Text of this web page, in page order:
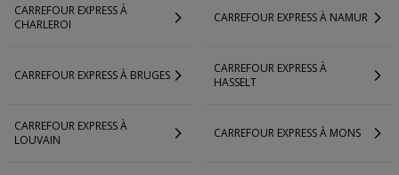
CARREFOUR EXPRESS À
CHARLEROI
CARREFOUR EXPRESS À NAMUR
CARREFOUR EXPRESS À BRUGES
CARREFOUR EXPRESS À
HASSELT
CARREFOUR EXPRESS À
LOUVAIN
CARREFOUR EXPRESS À MONS